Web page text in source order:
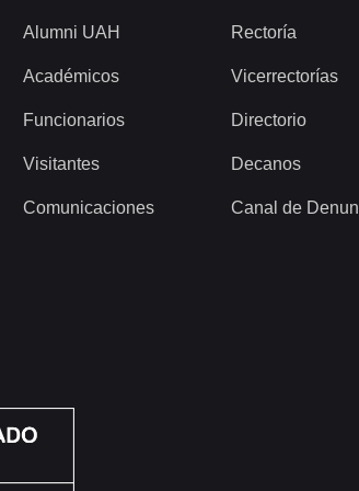
Alumni UAH
Académicos
Funcionarios
Visitantes
Comunicaciones
Rectoría
Vicerrectorías
Directorio
Decanos
Canal de